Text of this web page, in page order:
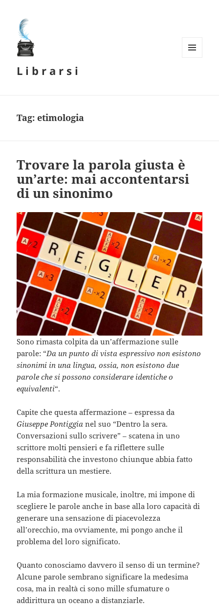
L i b r a r s i
Tag:etimologia
Trovare la parola giusta è
un’arte: mai accontentarsi
di un sinonimo
Sono rimasta colpita da un’affermazione sulle
parole: “Da un punto di vista espressivo non esistono
sinonimi in una lingua, ossia, non esistono due
parole che si possono considerare identiche o
equivalenti“.
Capite che questa affermazione – espressa da
Giuseppe Pontiggia nel suo “Dentro la sera.
Conversazioni sullo scrivere” – scatena in uno
scrittore molti pensieri e fa riflettere sulle
responsabilità che investono chiunque abbia fatto
della scrittura un mestiere.
La mia formazione musicale, inoltre, mi impone di
scegliere le parole anche in base alla loro capacità di
generare una sensazione di piacevolezza
all’orecchio, ma ovviamente, mi pongo anche il
problema del loro significato.
Quanto conosciamo davvero il senso di un termine?
Alcune parole sembrano significare la medesima
cosa, ma in realtà ci sono mille sfumature o
addirittura un oceano a distanziarle.